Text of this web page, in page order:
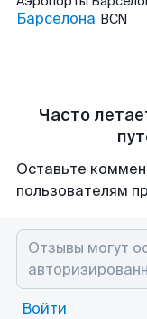
Барселона BCN
Часто
Оставьте
пользователям
Войти